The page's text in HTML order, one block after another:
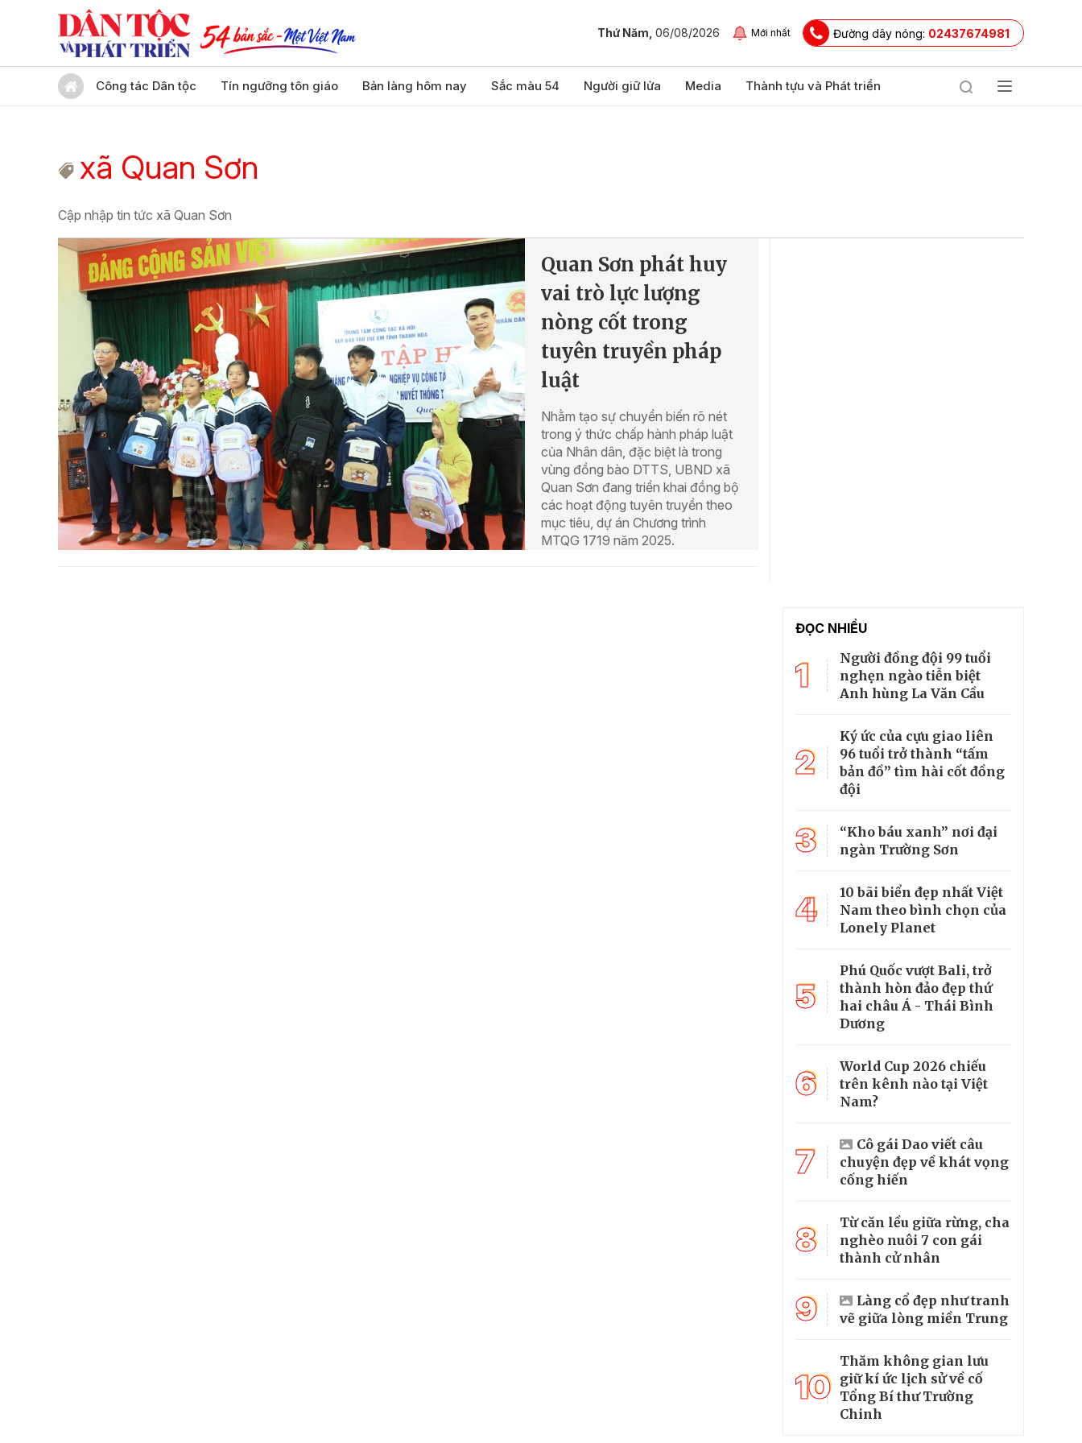
Thứ Năm, 06/08/2026 Mới nhất Đường dây nóng: 02437674981
Công tác Dân tộc Tín ngưỡng tôn giáo Bản làng hôm nay Sắc màu 54 Người giữ lửa Media Thành tựu và Phát triển
xã Quan Sơn
Cập nhập tin tức xã Quan Sơn
Quan Sơn phát huy
vai trò lực lượng
nòng cốt trong
tuyên truyền pháp
luật
Nhằm tạo sự chuyển biến rõ nét
trong ý thức chấp hành pháp luật
của Nhân dân, đặc biệt là trong
vùng đồng bào DTTS, UBND xã
Quan Sơn đang triển khai đồng bộ
các hoạt động tuyên truyền theo
mục tiêu, dự án Chương trình
MTQG 1719 năm 2025.
ĐỌC NHIỀU
1
Người đồng đội 99 tuổi
nghẹn ngào tiễn biệt
Anh hùng La Văn Cầu
2
Ký ức của cựu giao liên
96 tuổi trở thành “tấm
bản đồ” tìm hài cốt đồng
đội
3
“Kho báu xanh” nơi đại
ngàn Trường Sơn
4
10 bãi biển đẹp nhất Việt
Nam theo bình chọn của
Lonely Planet
5
Phú Quốc vượt Bali, trở
thành hòn đảo đẹp thứ
hai châu Á - Thái Bình
Dương
6
World Cup 2026 chiếu
trên kênh nào tại Việt
Nam?
7
Cô gái Dao viết câu
chuyện đẹp về khát vọng
cống hiến
8
Từ căn lều giữa rừng, cha
nghèo nuôi 7 con gái
thành cử nhân
9
Làng cổ đẹp như tranh
vẽ giữa lòng miền Trung
10
Thăm không gian lưu
giữ kí ức lịch sử về cố
Tổng Bí thư Trường
Chinh